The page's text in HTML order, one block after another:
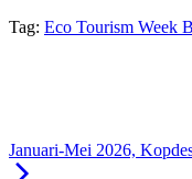
Tag: Eco Tourism Week
Januari-Mei 2026,